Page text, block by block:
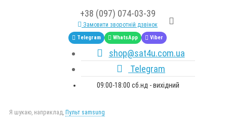
+38 (097) 074-03-39
Замовити зворотній дзвінок
Telegram WhatsApp Viber
shop@sat4u.com.ua
Telegram
09:00-18:00 сб.нд - вихідний
Я шукаю, наприклад, Пульт samsung